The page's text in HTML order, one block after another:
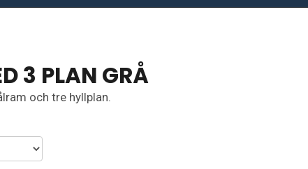
3 PLAN GRÅ
och tre hyllplan.